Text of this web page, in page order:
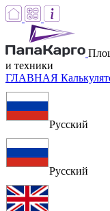
и техники
ГЛАВНАЯ
Русский
Русский